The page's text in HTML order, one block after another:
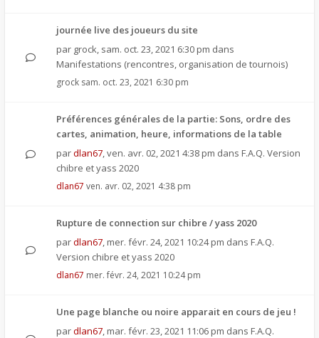
journée live des joueurs du site
par grock, sam. oct. 23, 2021 6:30 pm dans
Manifestations (rencontres, organisation de tournois)
grock sam. oct. 23, 2021 6:30 pm
Préférences générales de la partie: Sons, ordre des
cartes, animation, heure, informations de la table
pardlan67,ven. avr. 02, 2021 4:38 pm dans F.A.Q. Version
chibre et yass 2020
dlan67 ven. avr. 02, 2021 4:38 pm
Rupture de connection sur chibre / yass 2020
pardlan67, mer. févr. 24, 2021 10:24 pm dans F.A.Q.
Version chibre et yass 2020
dlan67 mer. févr. 24, 2021 10:24 pm
Une page blanche ou noire apparait en cours de jeu !
pardlan67, mar. févr. 23, 2021 11:06 pm dans F.A.Q.